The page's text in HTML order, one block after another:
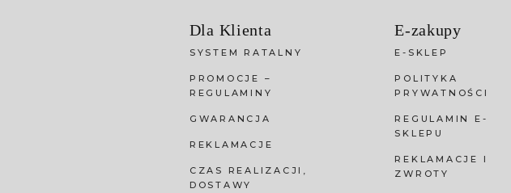
Dla Klienta
SYSTEM RATALNY
PROMOCJE –
REGULAMINY
GWARANCJA
REKLAMACJE
CZAS REALIZACJI,
DOSTAWY
E-zakupy
E-SKLEP
POLITYKA
PRYWATNOŚCI
REGULAMIN E-
SKLEPU
REKLAMACJE I
ZWROTY